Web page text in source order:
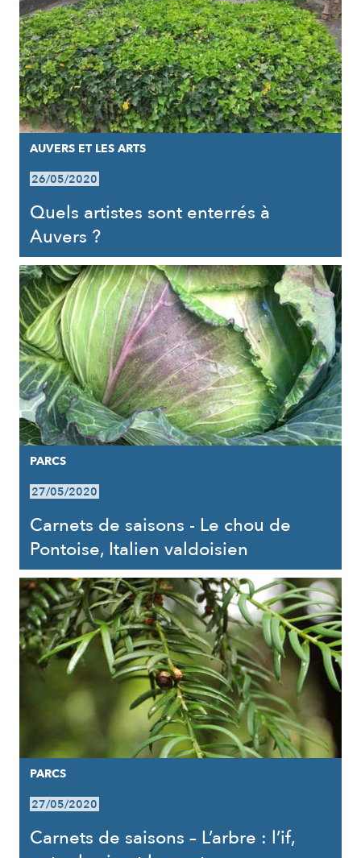
AUVERS ET LES ARTS
26/05/2020
Quels artistes sont enterrés à
Auvers ?
PARCS
27/05/2020
Carnets de saisons - Le chou de
Pontoise, Italien valdoisien
PARCS
27/05/2020
Carnets de saisons – L’arbre : l’if,